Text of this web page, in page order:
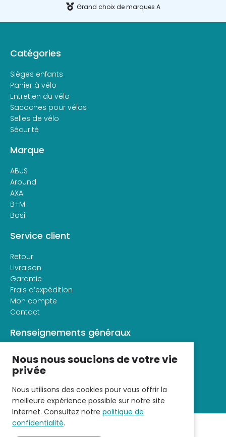
Grand choix de marques A
Catégories
Sièges enfants
Panier à vélo
Entretien du vélo
Sacoches pour vélos
Selles de vélo
Sécurité
Marque
ABUS
Around
AXA
B+M
Basil
Service client
Retour
Livraison
Garantie
Frais d’expédition
Mon compte
Contact
Renseignements généraux
À propos de veloconfort
Conditions générales d’utilisation
Déclaration de confidentialité
Nous nous soucions de votre vie
privée
Nous utilisons des cookies pour vous offrir la
meilleure expérience possible sur notre site
Internet. Consultez notre politique de
confidentialité.